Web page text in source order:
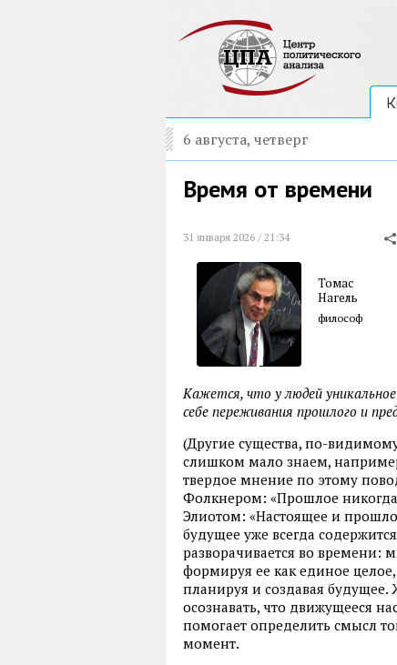
6 августа, четверг
Время от времени
31 января 2026 / 21:34
Томас
Нагель
философ
Кажется, что у людей
себе переживания прошлого и
(Другие существа, по-
слишком мало знаем,
твердое мнение по этому
Фолкнером: «Прошлое
Элиотом: «Настоящее и
будущее уже всегда
разворачивается во времени:
формируя ее как единое
планируя и создавая будущее.
осознавать, что движущееся
помогает определить смысл
момент.